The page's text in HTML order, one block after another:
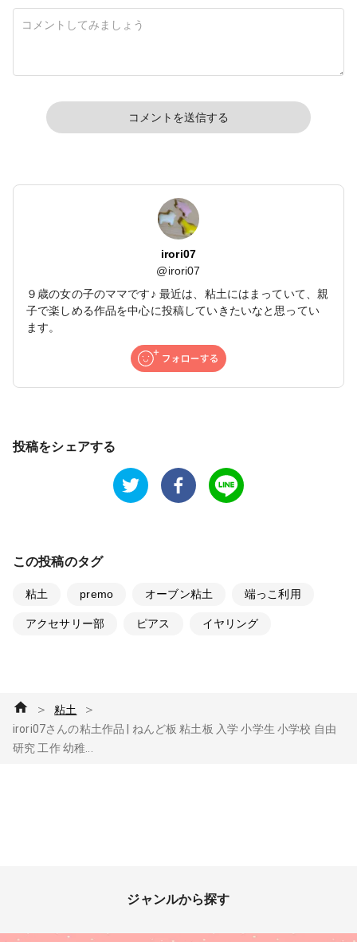
コメントを送信する
irori07
@irori07
９歳の女の子のママです♪ 最近は、粘土にはまっていて、親
子で楽しめる作品を中心に投稿していきたいなと思ってい
ます。
投稿をシェアする
この投稿のタグ
粘土 premo オーブン粘土 端っこ利用
アクセサリー部 ピアス イヤリング
＞ 粘土 ＞
irori07さんの粘土作品 | ねんど板 粘土板 入学 小学生 小学校 自由
研究 工作 幼稚...
ジャンルから探す